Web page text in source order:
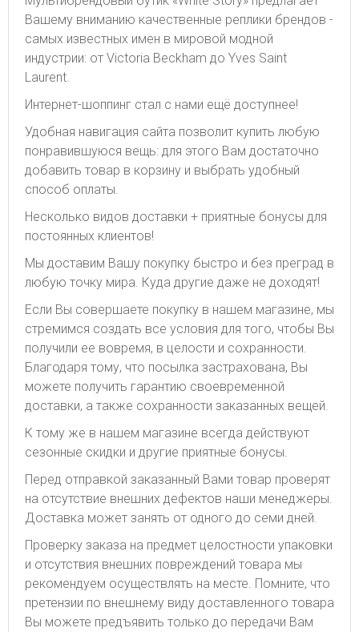
Вашему вниманию качественные реплики брендов -
самых известных имен в мировой модной
индустрии: от Victoria Beckham до Yves Saint
Laurent.
Интернет-шоппинг стал с нами ещё доступнее!
Удобная навигация сайта позволит купить любую
понравившуюся вещь: для этого Вам достаточно
добавить товар в корзину и выбрать удобный
способ оплаты.
Несколько видов доставки + приятные бонусы для
постоянных клиентов!
Мы доставим Вашу покупку быстро и без преград в
любую точку мира. Куда другие даже не доходят!
Если Вы совершаете покупку в нашем магазине, мы
стремимся создать все условия для того, чтобы Вы
получили ее вовремя, в целости и сохранности.
Благодаря тому, что посылка застрахована, Вы
можете получить гарантию своевременной
доставки, а также сохранности заказанных вещей.
К тому же в нашем магазине всегда действуют
сезонные скидки и другие приятные бонусы.
Перед отправкой заказанный Вами товар проверят
на отсутствие внешних дефектов наши менеджеры.
Доставка может занять от одного до семи дней.
Проверку заказа на предмет целостности упаковки
и отсутствия внешних повреждений товара мы
рекомендуем осуществлять на месте. Помните, что
претензии по внешнему виду доставленного товара
Вы можете предъявить только до передачи Вам